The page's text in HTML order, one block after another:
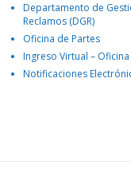
Departamento de
Reclamos (DGR)
Oficina de Partes
Ingreso Virtual –
Notificaciones